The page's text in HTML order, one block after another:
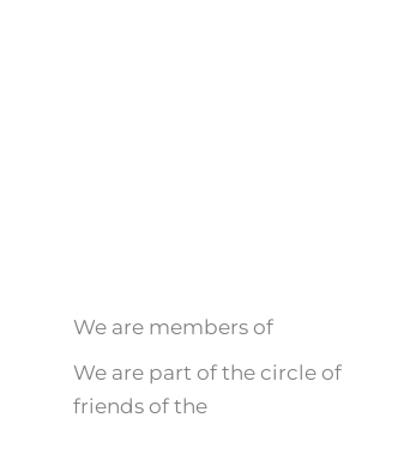
We are members of
We are part of the circle of
friends of the